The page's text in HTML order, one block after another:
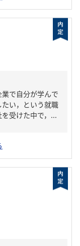
で自分が学んで
い，という就職
受けた中で，...